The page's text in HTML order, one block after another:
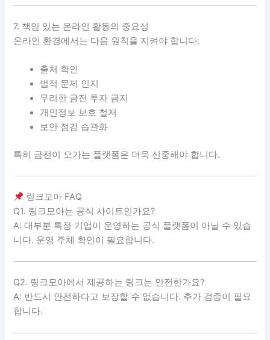
7. 책임 있는 온라인 활동의 중요성
온라인 환경에서는 다음 원칙을 지켜야 합니다:
출처 확인
법적 문제 인지
무리한 금전 투자 금지
개인정보 보호 철저
보안 점검 습관화
특히 금전이 오가는 플랫폼은 더욱 신중해야 합니다.
링크모아 FAQ
Q1. 링크모아는 공식 사이트인가요?
A: 대부분 특정 기업이 운영하는 공식 플랫폼이 아닐 수 있습
니다. 운영 주체 확인이 필요합니다.
Q2. 링크모아에서 제공하는 링크는 안전한가요?
A: 반드시 안전하다고 보장할 수 없습니다. 추가 검증이 필요
합니다.